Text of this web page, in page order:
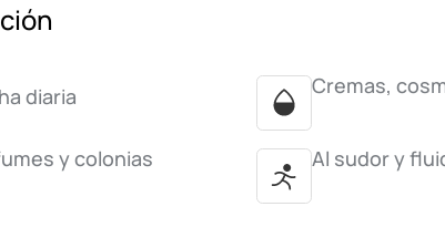
diaria Cremas,
y colonias Al sudor y